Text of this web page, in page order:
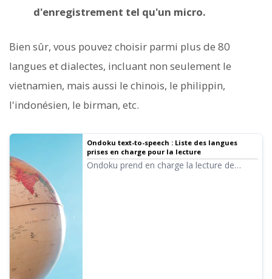
d'enregistrement tel qu'un micro.
Bien sûr, vous pouvez choisir parmi plus de 80
langues et dialectes, incluant non seulement le
vietnamien, mais aussi le chinois, le philippin,
l'indonésien, le birman, etc.
Ondoku text-to-speech : Liste des langues
prises en charge pour la lecture
Ondoku prend en charge la lecture de